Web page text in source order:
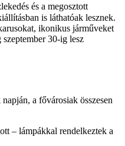
és a megosztott
is láthatóak lesznek.
ikonikus járműveket
30-ig lesz
a fővárosiak összesen
– lámpákkal rendelkeztek a